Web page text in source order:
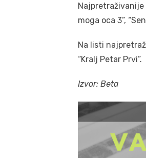
Najpretraživanije
moga oca 3”,
Na listi
“Kralj Petar Prvi”.
Izvor: Beta